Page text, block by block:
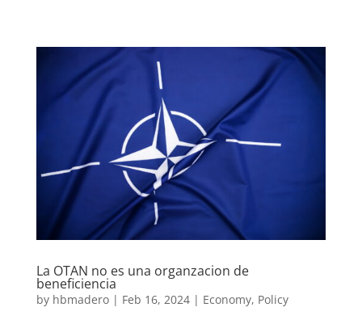
La OTAN no es una organzacion de
beneficiencia
by hbmadero| Feb 16, 2024| Economy, Policy